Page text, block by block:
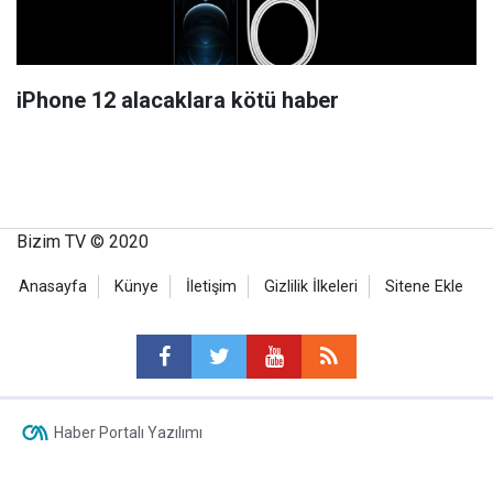
iPhone 12 alacaklara kötü haber
Bizim TV © 2020
Anasayfa Künye İletişim Gizlilik İlkeleri Sitene Ekle
Haber Portalı Yazılımı